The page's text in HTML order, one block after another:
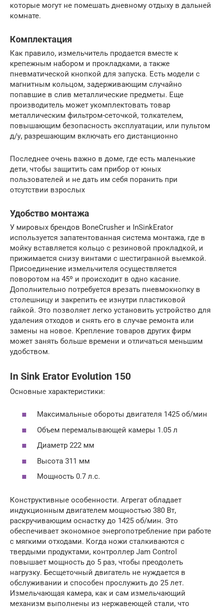
которые могут не помешать дневному отдыху в дальней
комнате.
Комплектация
Как правило, измельчитель продается вместе к
крепежным набором и прокладками, а также
пневматической кнопкой для запуска. Есть модели с
магнитным кольцом, задерживающим случайно
попавшие в слив металлические предметы. Еще
производитель может укомплектовать товар
металлическим фильтром-сеточкой, толкателем,
повышающим безопасность эксплуатации, или пультом
д/у, разрешающим включать его дистанционно
Последнее очень важно в доме, где есть маленькие
дети, чтобы защитить сам прибор от юных
пользователей и не дать им себя поранить при
отсутствии взрослых
Удобство монтажа
У мировых брендов BoneCrusher и InSinkErator
используется запатентованная система монтажа, где в
мойку вставляется кольцо с резиновой прокладкой, и
прижимается снизу винтами с шестигранной выемкой.
Присоединение измельчителя осуществляется
поворотом на 45º и происходит в одно касание.
Дополнительно потребуется врезать пневмокнопку в
столешницу и закрепить ее изнутри пластиковой
гайкой. Это позволяет легко установить устройство для
удаления отходов и снять его в случае ремонта или
замены на новое. Крепление товаров других фирм
может занять больше времени и отличаться меньшим
удобством.
In Sink Erator Evolution 150
Основные характеристики:
Максимальные обороты двигателя 1425 об/мин
Объем перемалывающей камеры 1.05 л
Диаметр 222 мм
Высота 311 мм
Мощность 0.7 л.с.
Конструктивные особенности. Агрегат обладает
индукционным двигателем мощностью 380 Вт,
раскручивающим оснастку до 1425 об/мин. Это
обеспечивает экономное энергопотребление при работе
с мягкими отходами. Когда ножи сталкиваются с
твердыми продуктами, контроллер Jam Control
повышает мощность до 5 раз, чтобы преодолеть
нагрузку. Бесщеточный двигатель не нуждается в
обслуживании и способен прослужить до 25 лет.
Измельчающая камера, как и сам измельчающий
механизм выполнены из нержавеющей стали, что